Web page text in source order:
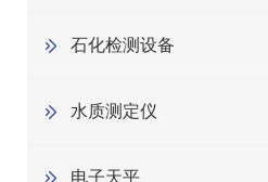
石化检测设备
水质测定仪
电子天平